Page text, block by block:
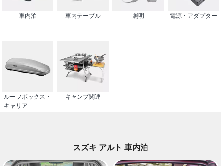
車内泊 車内テーブル 照明 電源・アダプター
ルーフボックス・
キャリア
キャンプ関連
スズキ アルト 車内泊